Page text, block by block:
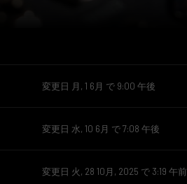
変更日 月, 1 6月 で 9:00 午後
変更日 水, 10 6月 で 7:08 午後
変更日 火, 28 10月, 2025 で 3:19 午前